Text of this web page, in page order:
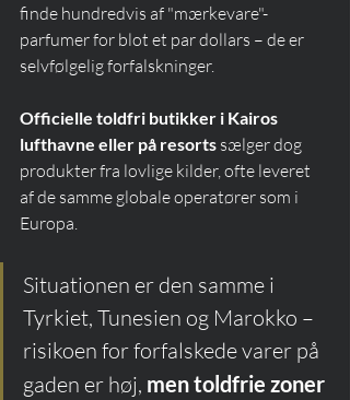
finde hundredvis af "mærkevare"-
parfumer for blot et par dollars – de er
selvfølgelig forfalskninger.
Officielle toldfri butikker i Kairos
lufthavne eller på resorts sælger dog
produkter fra lovlige kilder, ofte leveret
af de samme globale operatører som i
Europa.
Situationen er den samme i
Tyrkiet, Tunesien og Marokko –
risikoen for forfalskede varer på
gaden er høj, men toldfrie zoner